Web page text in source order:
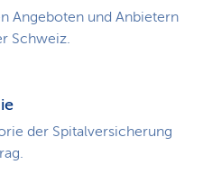
Angeboten und Anbietern
Schweiz.
der Spital­ver­sicherung